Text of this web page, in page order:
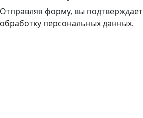
Отправляя форму, вы
обработку персональных данных.